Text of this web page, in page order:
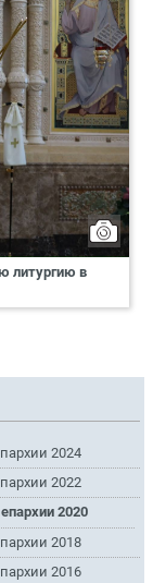
литургию в
2024
2022
2020
2018
2016